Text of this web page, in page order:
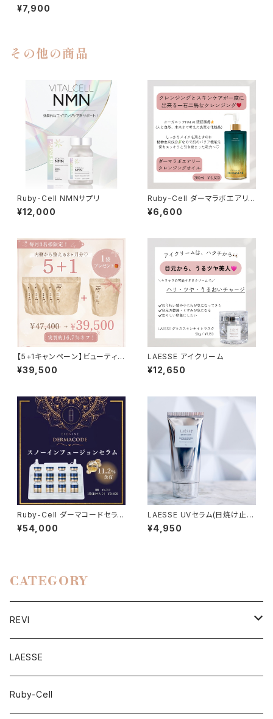
¥7,900
その他の商品
Ruby-Cell NMNサプリ
¥12,000
Ruby-Cell ダーマラボエアリ
ークレンジングオイル
¥6,600
【5+1キャンペーン】ビューティー
パウダー
¥39,500
LAESSE アイクリーム
¥12,650
Ruby-Cell ダーマコードセラム
(美容液) 18個
¥54,000
LAESSE UVセラム(日焼け止
め)
¥4,950
CATEGORY
REVI
スキンケア
インナーケア
LAESSE
Ruby-Cell